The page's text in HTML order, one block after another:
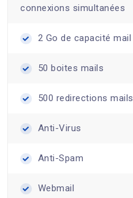
connexions simultanées
2 Go de capacité mail
50 boites mails
500 redirections mails
Anti-Virus
Anti-Spam
Webmail